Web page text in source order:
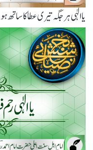
یاالٰہی ہر جگہ تیری عطا کا ساتھ ہو